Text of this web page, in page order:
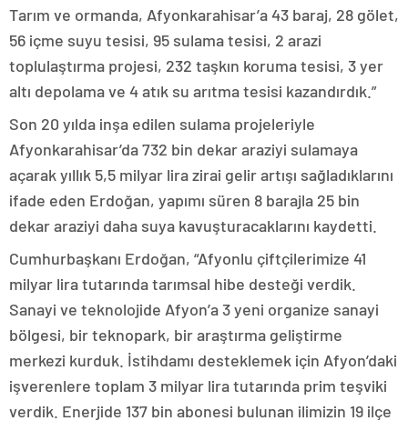
Tarım ve ormanda, Afyonkarahisar’a 43 baraj, 28 gölet,
56 içme suyu tesisi, 95 sulama tesisi, 2 arazi
toplulaştırma projesi, 232 taşkın koruma tesisi, 3 yer
altı depolama ve 4 atık su arıtma tesisi kazandırdık.”
Son 20 yılda inşa edilen sulama projeleriyle
Afyonkarahisar’da 732 bin dekar araziyi sulamaya
açarak yıllık 5,5 milyar lira zirai gelir artışı sağladıklarını
ifade eden Erdoğan, yapımı süren 8 barajla 25 bin
dekar araziyi daha suya kavuşturacaklarını kaydetti.
Cumhurbaşkanı Erdoğan, “Afyonlu çiftçilerimize 41
milyar lira tutarında tarımsal hibe desteği verdik.
Sanayi ve teknolojide Afyon’a 3 yeni organize sanayi
bölgesi, bir teknopark, bir araştırma geliştirme
merkezi kurduk. İstihdamı desteklemek için Afyon’daki
işverenlere toplam 3 milyar lira tutarında prim teşviki
verdik. Enerjide 137 bin abonesi bulunan ilimizin 19 ilçe